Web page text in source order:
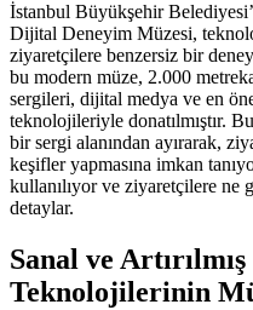
İstanbul Büyükşehir
Dijital Deneyim Müzesi,
ziyaretçilere benzersiz bir
bu modern müze, 2.000
sergileri, dijital medya ve en
teknolojileriyle donatılmıştır.
bir sergi alanından ayırarak,
keşifler yapmasına imkan
kullanılıyor ve ziyaretçilere ne
detaylar.
Sanal ve
Teknolojilerinin